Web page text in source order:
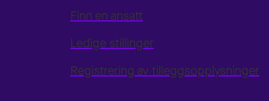
Finn en ansatt
Ledige stillinger
Registrering av tilleggsopplysninger